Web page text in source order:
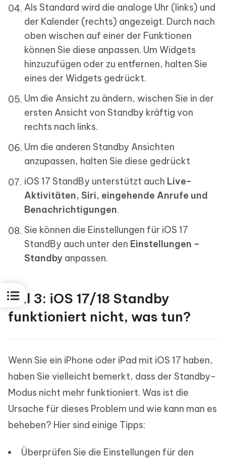
Als Standard wird die analoge Uhr (links) und
der Kalender (rechts) angezeigt. Durch nach
oben wischen auf einer der Funktionen
können Sie diese anpassen. Um Widgets
hinzuzufügen oder zu entfernen, halten Sie
eines der Widgets gedrückt.
Um die Ansicht zu ändern, wischen Sie in der
ersten Ansicht von Standby kräftig von
rechts nach links.
Um die anderen Standby Ansichten
anzupassen, halten Sie diese gedrückt
iOS 17 StandBy unterstützt auch Live-
Aktivitäten, Siri, eingehende Anrufe und
Benachrichtigungen.
Sie können die Einstellungen für iOS 17
StandBy auch unter den Einstellungen –
Standby anpassen.
Teil 3: iOS 17/18 Standby
funktioniert nicht, was tun?
Wenn Sie ein iPhone oder iPad mit iOS 17 haben,
haben Sie vielleicht bemerkt, dass der Standby-
Modus nicht mehr funktioniert. Was ist die
Ursache für dieses Problem und wie kann man es
beheben? Hier sind einige Tipps:
Überprüfen Sie die Einstellungen für den